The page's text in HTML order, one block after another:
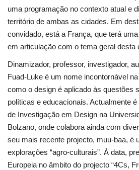
uma programação no contexto atual e
território de ambas as cidades. Em
convidado, está a França, que terá
em articulação com o tema geral desta
Dinamizador, professor, investigador,
Fuad-Luke é um nome incontornável
como o design é aplicado às questões
políticas e educacionais. Actualmente
de Investigação em Design na
Bolzano, onde colabora ainda com
seu mais recente projecto, muu-baa, é
explorações “agro-culturais”. À data,
Europeia no âmbito do projecto “4Cs,